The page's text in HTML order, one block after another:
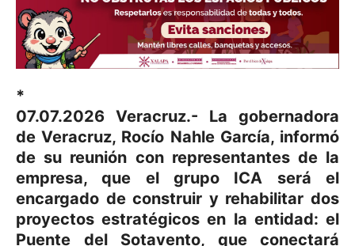
*
07.07.2026 Veracruz.- La gobernadora
de Veracruz, Rocío Nahle García, informó
de su reunión con representantes de la
empresa, que el grupo ICA será el
encargado de construir y rehabilitar dos
proyectos estratégicos en la entidad: el
Puente del Sotavento, que conectará